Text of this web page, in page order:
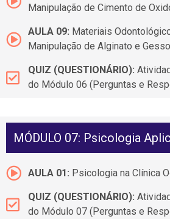
Manipulação de Cimento de
AULA 09: Materiais
Manipulação de Alginato e
QUIZ (QUESTIONÁRIO):
do Módulo 06 (Perguntas e
MÓDULO 07: Psicologia
AULA 01: Psicologia na Clínica
QUIZ (QUESTIONÁRIO):
do Módulo 07 (Perguntas e